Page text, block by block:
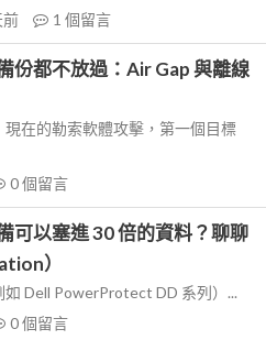
前 1 個留言
份都不放過：Air Gap 與離線
在的勒索軟體攻擊，第一個目標
0個留言
可以塞進 30 倍的資料？聊聊
）
Dell PowerProtect DD 系列）...
0個留言